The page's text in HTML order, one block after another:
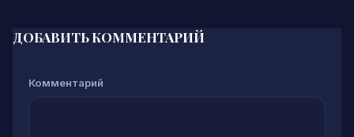
ДОБАВИТЬ КОММЕНТАРИЙ
Комментарий